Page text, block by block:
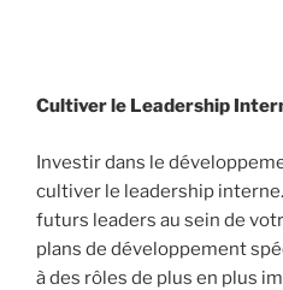
Cultiver le Leadership
Investir dans le
cultiver le leadership
futurs leaders au sein de
plans de développement
à des rôles de plus en plus